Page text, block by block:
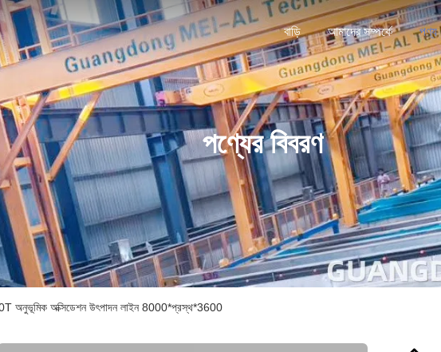
বাড়ি আমাদের সম্পর্কে পণ্য
পণ্যের বিবরণ
অনুভূমিক অক্সিডেশন উৎপাদন লাইন 8000*প্রস্থ*3600